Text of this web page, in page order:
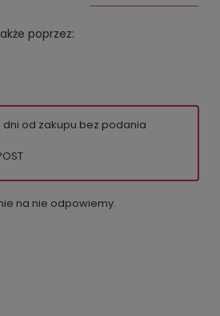
poprzez:
dni od zakupu bez podania
na nie odpowiemy.